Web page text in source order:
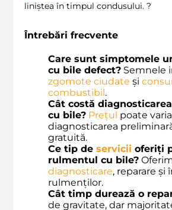
liniștea în timpul condusului. ?️
Întrebări frecvente
Care sunt simptomele
cu bile defect? Semnele
zgomote ciudate și
combustibil .
Cât costă
cu bile? Prețul poate
diagnosticarea
gratuită.
Ce tip de servicii oferiți
rulmentul cu bile?
diagnosticare, reparare și
rulmenților.
Cât timp durează o
de gravitate, dar